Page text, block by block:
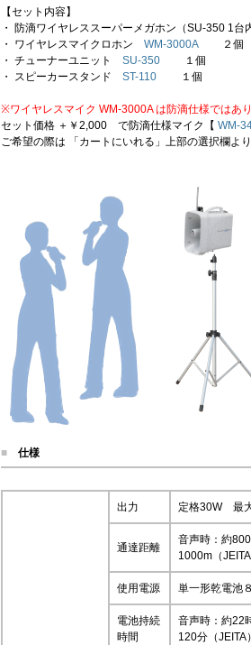
【セット内容】
・ 防滴ワイヤレススーパーメガホン（SU-350 1
・ ワイヤレスマイクロホン WM-3000A２個
・ チューナーユニット SU-350 １個
・ スピーカースタンド ST-110 １個
※ワイヤレスマイク WM-3000A は防滴仕様ではあり
セット価格 ＋￥2,000 で防滴仕様マイク【 WM-
ご希望の際は 「カートにいれる」上部の選択欄よ
■ 仕様
出力 定格30W 最
通達距離
音声時：約
1000m（JEITA
使用電源 単一形乾電池
電池持続
時間
音声時：約22
120分（JEITA）